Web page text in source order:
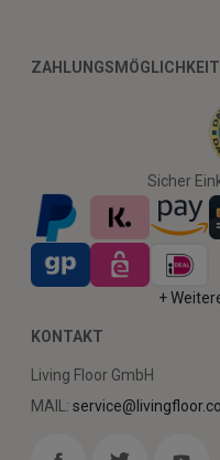
Sicher
+
KONTAKT
Living Floor GmbH
MAIL: